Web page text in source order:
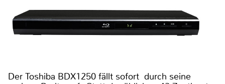
Der Toshiba BDX1250 fällt sofort durch seine